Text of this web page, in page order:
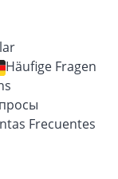
Häufige Fragen
Frecuentes